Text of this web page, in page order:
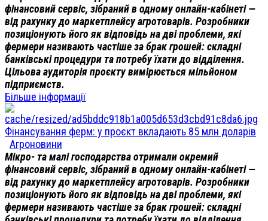
фінансовий сервіс, зібраний в одному онлайн-кабінеті —
від рахунку до маркетплейсу агротоварів. Розробники
позиціонують його як відповідь на дві проблеми, які
фермери називають частіше за брак грошей: складні
банківські процедури та потребу їхати до відділення.
Цільова аудиторія проєкту вимірюється мільйоном
підприємств.
Більше інформації
Фінансування ферм: у проєкт вкладають 85 млн доларів
Агроновини
Мікро- та малі господарства отримали окремий
фінансовий сервіс, зібраний в одному онлайн-кабінеті —
від рахунку до маркетплейсу агротоварів. Розробники
позиціонують його як відповідь на дві проблеми, які
фермери називають частіше за брак грошей: складні